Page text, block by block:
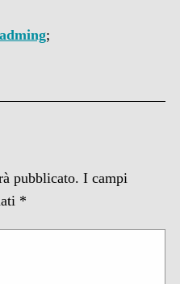
;
pubblicato. I campi
*